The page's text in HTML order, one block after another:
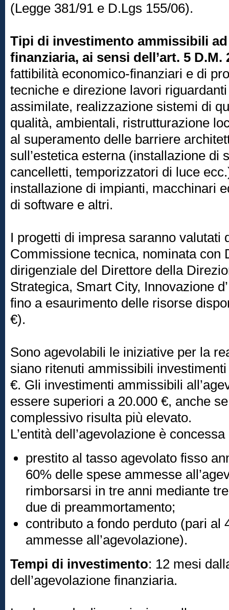
(Legge 381/91 e D.Lgs 155/06).
Tipi di investimento ammissibili
finanziaria, ai sensi dell’art. 5 D.M.
fattibilità economico-finanziari e di
tecniche e direzione lavori
assimilate, realizzazione sistemi di
qualità, ambientali, ristrutturazione
al superamento delle barriere
sull’estetica esterna (installazione di
cancelletti, temporizzatori di luce
installazione di impianti, macchinari
di software e altri.
I progetti di impresa saranno valutati
Commissione tecnica, nominata con
dirigenziale del Direttore della
Strategica, Smart City, Innovazione
fino a esaurimento delle risorse
€).
Sono agevolabili le iniziative per la
siano ritenuti ammissibili
€. Gli investimenti ammissibili
essere superiori a 20.000 €, anche
complessivo risulta più elevato.
L’entità dell’agevolazione è
prestito al tasso agevolato fisso
60% delle spese ammesse
rimborsarsi in tre anni mediante
due di preammortamento;
contributo a fondo perduto (pari al
ammesse all’agevolazione).
Tempi di investimento: 12 mesi
dell’agevolazione finanziaria.